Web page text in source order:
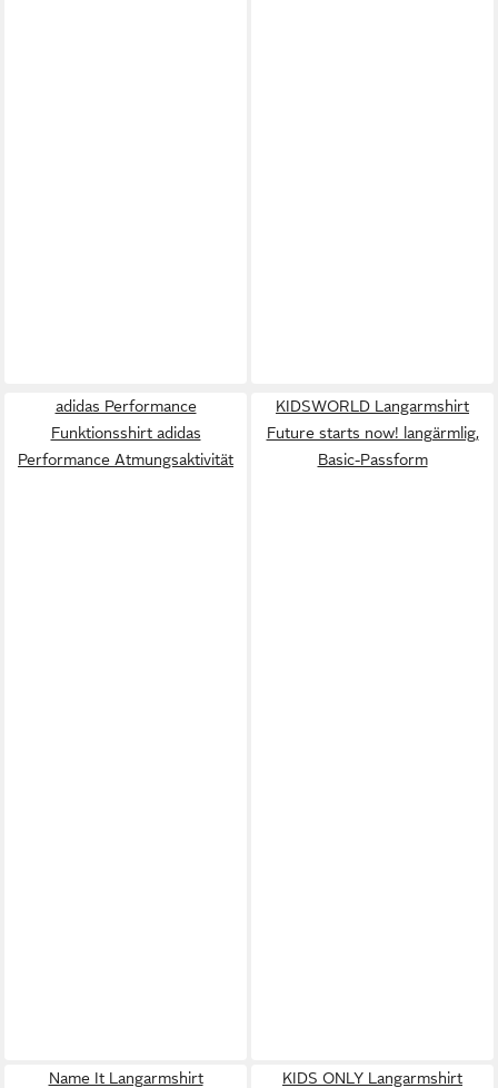
adidas Performance
Funktionsshirt adidas
Performance Atmungsaktivität
KIDSWORLD Langarmshirt
Future starts now! langärmlig,
Basic-Passform
Name It Langarmshirt
KIDS ONLY Langarmshirt